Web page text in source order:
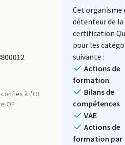
à l’OF
OF
Cet organisme
détenteur de la
certification
pour les
suivante :
Actions de
formation
Bilans de
compétences
VAE
Actions de
formation par